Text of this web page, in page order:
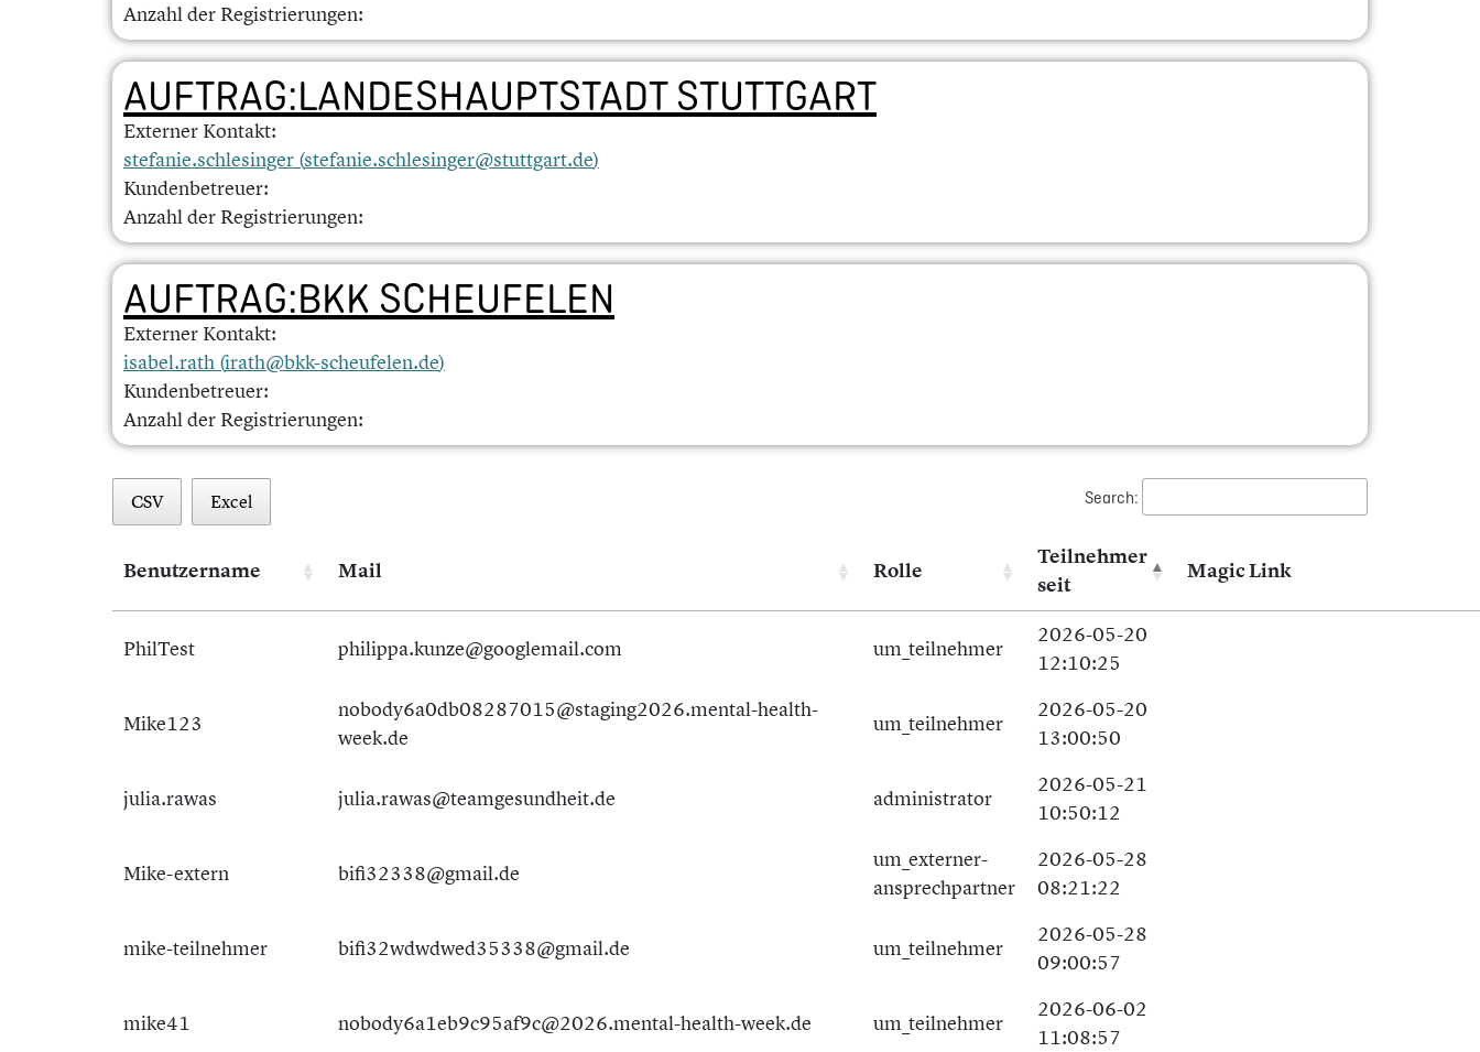
Anzahl der Registrierungen:
AUFTRAG:LANDESHAUPTSTADT STUTTGART
Externer Kontakt:
stefanie.schlesinger (stefanie.schlesinger@stuttgart.de)
Kundenbetreuer:
Anzahl der Registrierungen:
AUFTRAG:BKK SCHEUFELEN
Externer Kontakt:
isabel.rath (irath@bkk-scheufelen.de)
Kundenbetreuer:
Anzahl der Registrierungen:
CSV Excel Search:
Benutzername Mail Rolle
Teilnehmer
seit
Magic Link
PhilTest philippa.kunze@googlemail.com um_teilnehmer
2026-05-20
12:10:25
Mike123
nobody6a0db08287015@staging2026.mental-health-
week.de
um_teilnehmer
2026-05-20
13:00:50
julia.rawas julia.rawas@teamgesundheit.de administrator
2026-05-21
10:50:12
Mike-extern bifi32338@gmail.de
um_externer-
ansprechpartner
2026-05-28
08:21:22
mike-teilnehmer bifi32wdwdwed35338@gmail.de um_teilnehmer
2026-05-28
09:00:57
mike41 nobody6a1eb9c95af9c@2026.mental-health-week.de um_teilnehmer
2026-06-02
11:08:57